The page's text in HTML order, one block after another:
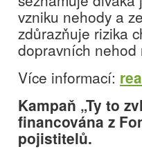
vzniku nehody a
zdůrazňuje rizika
dopravních nehod
Více informací:
Kampaň „Ty to
financována z
pojistitelů.